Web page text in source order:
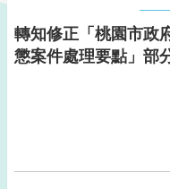
轉知修正「桃園市政
懲案件處理要點」部